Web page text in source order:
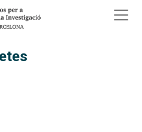
Vés al contingut